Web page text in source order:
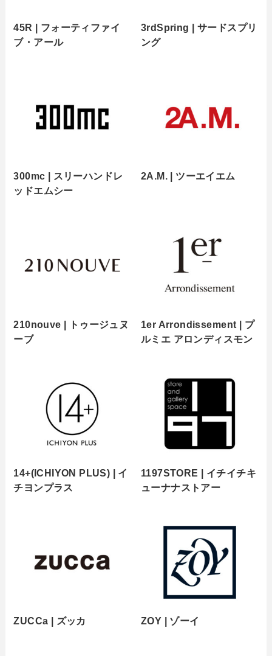
45R | フォーティファイ
ブ・アール
3rdSpring | サードスプリ
ング
300mc | スリーハンドレ
ッドエムシー
2A.M. | ツーエイエム
210nouve | トゥージュヌ
ーブ
1er Arrondissement | プ
ルミエ アロンディスモン
14+(ICHIYON PLUS) | イ
チヨンプラス
1197STORE | イチイチキ
ューナナストアー
ZUCCa | ズッカ ZOY | ゾーイ